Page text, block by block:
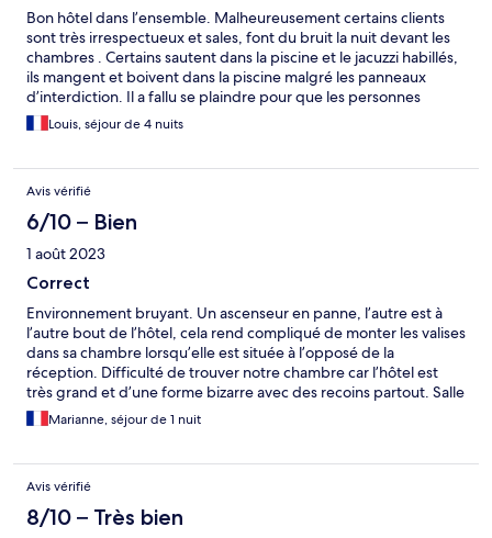
Bon hôtel dans l’ensemble. Malheureusement certains clients
sont très irrespectueux et sales, font du bruit la nuit devant les
chambres . Certains sautent dans la piscine et le jacuzzi habillés,
ils mangent et boivent dans la piscine malgré les panneaux
d’interdiction. Il a fallu se plaindre pour que les personnes
fassent moins de bruit. Pas assez de surveillance.
Louis, séjour de 4 nuits
Avis vérifié
6/10 – Bien
1 août 2023
Correct
Environnement bruyant. Un ascenseur en panne, l’autre est à
l’autre bout de l’hôtel, cela rend compliqué de monter les valises
dans sa chambre lorsqu’elle est située à l’opposé de la
réception. Difficulté de trouver notre chambre car l’hôtel est
très grand et d’une forme bizarre avec des recoins partout. Salle
de gym fermée. Exterieur de l’hôtel qui mériterait un
rafraîchissement. Enregistrement rapide et efficace, chambre et
Marianne, séjour de 1 nuit
Avis vérifié
8/10 – Très bien